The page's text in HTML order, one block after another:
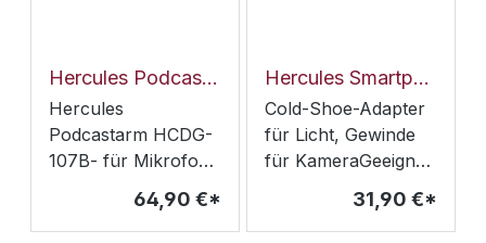
Hercules Podcastarm HCDG-107B*
Hercules
Podcastarm HCDG-
107B- für Mikrofon,
Smartphone, Tablet
64,90 €*
Hercules Smartphonehalter HCDG-207B*
Cold-Shoe-Adapter
für Licht, Gewinde
für KameraGeeignet
für Smartphones mit
einer Diagonalen
31,90 €*